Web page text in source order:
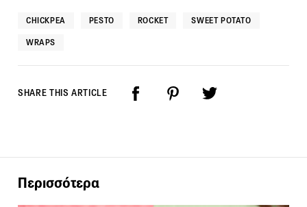
CHICKPEA PESTO ROCKET SWEET POTATO
WRAPS
SHARE THIS ARTICLE
Περισσότερα